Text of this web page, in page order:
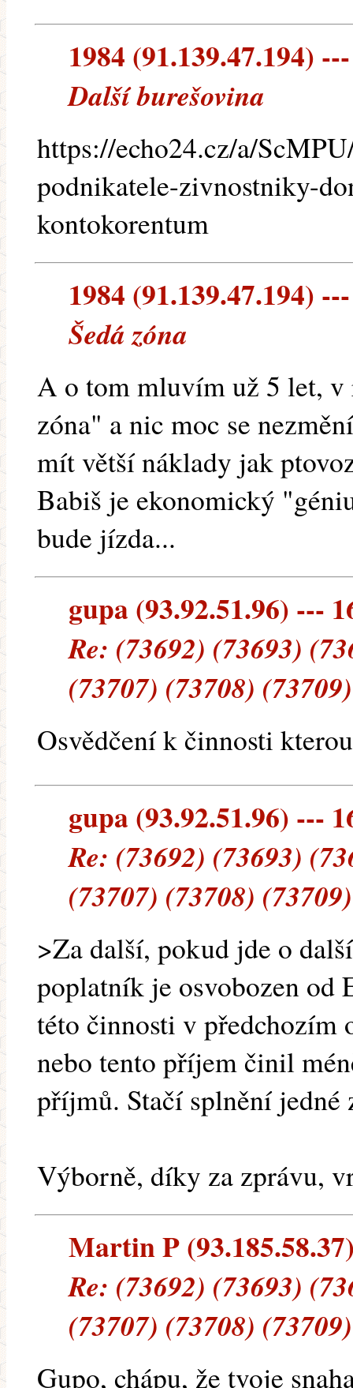
1984 (91.139.47.194)
Další burešovina
https://echo24.cz/a/
podnikatele-zivnostniky-
kontokorentum
1984 (91.139.47.194)
Šedá zóna
A o tom mluvím už 5 let, v
zóna" a nic moc se
mít větší náklady jak
Babiš je ekonomický
bude jízda...
gupa (93.92.51.96) ---
Re: (73692) (73693)
(73707) (73708)
Osvědčení k činnosti
gupa (93.92.51.96) ---
Re: (73692) (73693)
(73707) (73708)
>Za další, pokud jde o
poplatník je osvobozen od
této činnosti v předchozím
nebo tento příjem činil
příjmů. Stačí splnění jedné
Výborně, díky za zprávu,
Martin P
Re: (73692) (73693)
(73707) (73708)
Gupo, chápu, že tvoje